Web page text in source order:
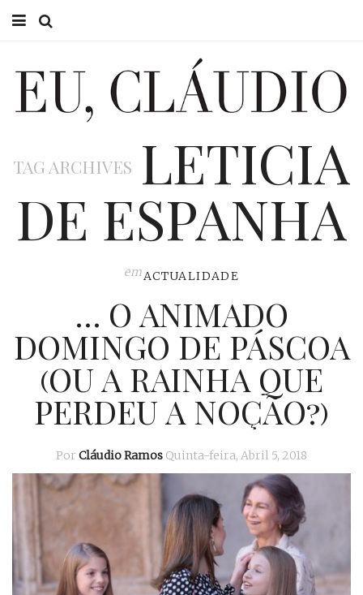
EU CLÁUDIO
EU NA TV
EU, PAI
TAG ARCHIVES LETICIA
DE ESPANHA
emACTUALIDADE
… O ANIMADO
DOMINGO DE PÁSCOA
(OU A RAINHA QUE
PERDEU A NOÇÃO?)
Por Cláudio Ramos Quinta-feira, Abril 5, 2018